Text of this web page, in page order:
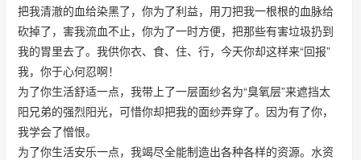
把我清澈的血给染黑了，你为了利益，用刀把我一根根的血脉给
砍掉了，害我流血不止，你为了一时方便，把那些有害垃圾扔到
我的胃里去了。我供你衣、食、住、行，今天你却这样来“回报”
我，你于心何忍啊！
为了你生活舒适一点，我带上了一层面纱名为“臭氧层”来遮挡太
阳兄弟的强烈阳光，可惜你却把我的面纱弄穿了。因为有了你，
我学会了憎恨。
为了你生活安乐一点，我竭尽全能制造出各种各样的资源。水资